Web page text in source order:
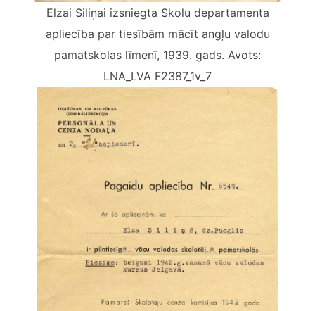
Elzai Siliņai izsniegta Skolu departamenta
apliecība par tiesībām mācīt angļu valodu
pamatskolas līmenī, 1939. gads. Avots:
LNA_LVA F2387_1v_7